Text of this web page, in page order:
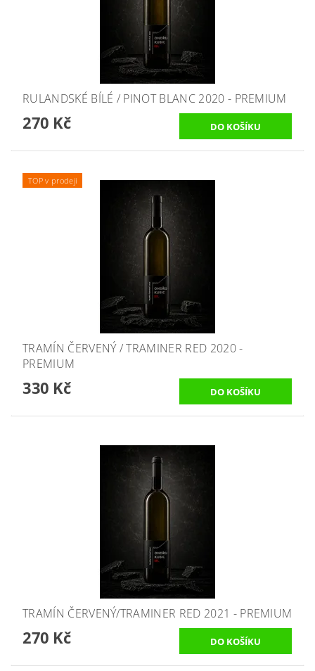
RULANDSKÉ BÍLÉ / PINOT BLANC 2020 - PREMIUM
270 Kč
TOP v prodeji
TRAMÍN ČERVENÝ / TRAMINER RED 2020 -
PREMIUM
330 Kč
TRAMÍN ČERVENÝ/TRAMINER RED 2021 - PREMIUM
270 Kč